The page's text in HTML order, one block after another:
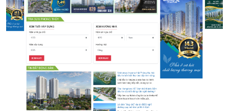
Bất Động Sản